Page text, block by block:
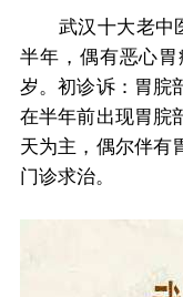
武汉十大老中
半年，偶有恶心
岁。初诊诉：胃脘
在半年前出现胃脘
天为主，偶尔伴有
门诊求治。